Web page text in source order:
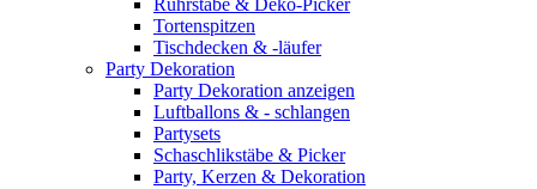
Rührstäbe & Deko-Picker
Tortenspitzen
Tischdecken & -läufer
Party Dekoration
Party Dekoration anzeigen
Luftballons & - schlangen
Partysets
Schaschlikstäbe & Picker
Party, Kerzen & Dekoration